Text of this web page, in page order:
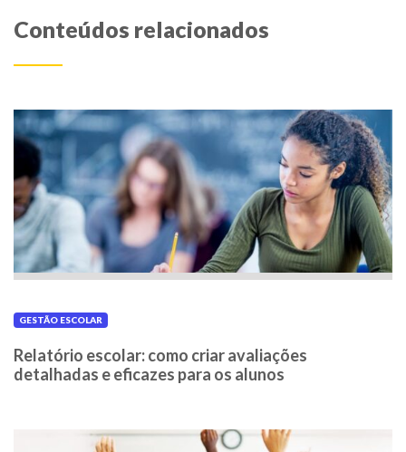
Conteúdos relacionados
GESTÃO ESCOLAR
Relatório escolar: como criar avaliações
detalhadas e eficazes para os alunos